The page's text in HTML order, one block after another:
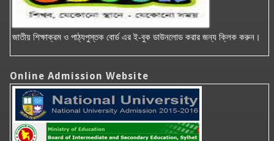
জাতীয় শিক্ষাক্রম ও পাঠ্যপুস্তক বোর্ড এর ই-বুক ডাউনলোড করার জন্য ক্লিক করুন।
Online Admission Website